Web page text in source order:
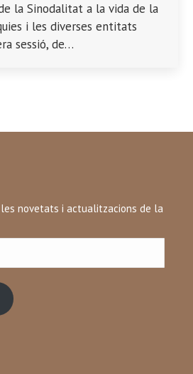
la Sinodalitat a la vida de la
i les diverses entitats
sessió, de…
novetats i actualitzacions de la